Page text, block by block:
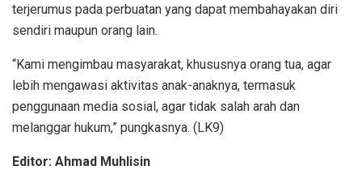
terjerumus pada perbuatan yang dapat membahayakan diri
sendiri maupun orang lain.
“Kami mengimbau masyarakat, khususnya orang tua, agar
lebih mengawasi aktivitas anak-anaknya, termasuk
penggunaan media sosial, agar tidak salah arah dan
melanggar hukum,” pungkasnya. (LK9)
Editor: Ahmad Muhlisin